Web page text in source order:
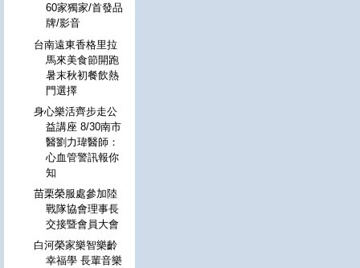
60家獨家/首發品
牌/影音
台南遠東香格里拉
馬來美食節開跑
暑末秋初餐飲熱
門選擇
身心樂活齊步走公
益講座 8/30南市
醫劉力瑋醫師：
心血管警訊報你
知
苗栗榮服處參加陸
戰隊協會理事長
交接暨會員大會
白河榮家樂智樂齡
幸福學 長輩音樂